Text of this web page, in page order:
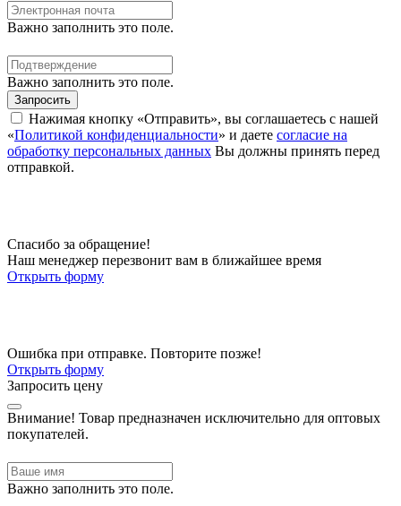
Важно заполнить это поле.
Важно заполнить это поле.
Запросить
Нажимая кнопку «Отправить», вы соглашаетесь с нашей
«Политикой конфиденциальности» и даете согласие на
обработку персональных данных Вы должны принять перед
отправкой.
Спасибо за обращение!
Наш менеджер перезвонит вам в ближайшее время
Открыть форму
Ошибка при отправке. Повторите позже!
Открыть форму
Запросить цену
Внимание! Товар предназначен исключительно для оптовых
покупателей.
Важно заполнить это поле.